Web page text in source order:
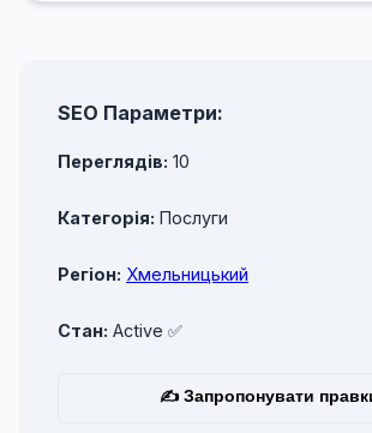
SEO Параметри:
Переглядів: 10
Категорія: Послуги
Регіон: Хмельницький
Стан: Active ✅
✍ Запропонувати